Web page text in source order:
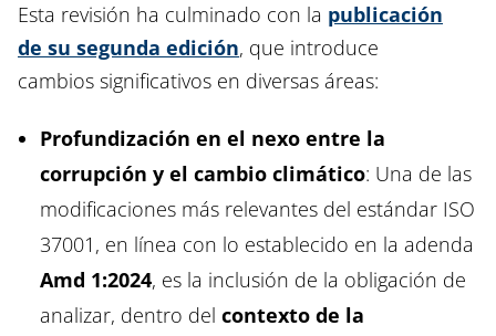
Esta revisión ha culminado con la publicación
de su segunda edición, que introduce
cambios significativos en diversas áreas:
Profundización en el nexo entre la
corrupción y el cambio climático: Una de las
modificaciones más relevantes del estándar ISO
37001, en línea con lo establecido en la adenda
Amd 1:2024, es la inclusión de la obligación de
analizar, dentro del contexto de la